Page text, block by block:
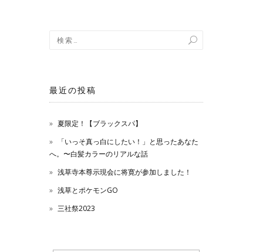
最近の投稿
夏限定！【ブラックスパ】
「いっそ真っ白にしたい！」と思ったあなた
へ。〜白髪カラーのリアルな話
浅草寺本尊示現会に将寛が参加しました！
浅草とポケモンGO
三社祭2023